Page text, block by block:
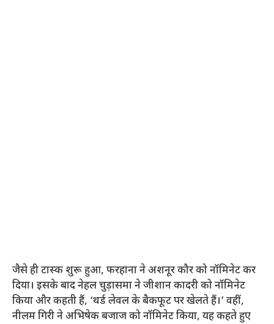
जैसे ही टास्क शुरू हुआ, फरहाना ने अशनूर कौर को नॉमिनेट कर
दिया। इसके बाद नेहल चुड़ासमा ने जीशान कादरी को नॉमिनेट
किया और कहती हैं, ‘थर्ड लेवल के बैकफूट पर खेलते हैं।’ वहीं,
नीलम गिरी ने अभिषेक बजाज को नॉमिनेट किया, यह कहते हुए